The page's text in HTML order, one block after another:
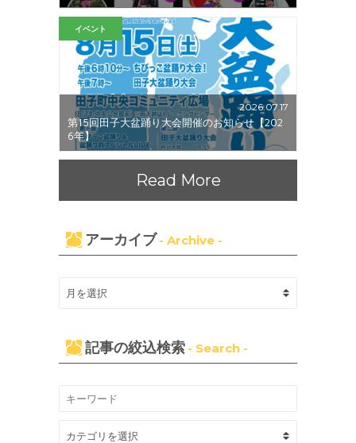
イベント
2026.07.17
第15回田子大盆踊り大会開催のお知らせ【202
6年】
Read More
アーカイブ - Archive -
記事の絞込検索 - Search -